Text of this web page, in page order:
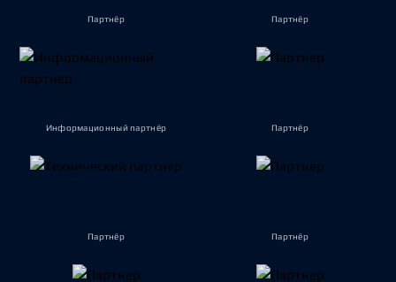
Партнёр Партнёр
Информационный партнёр Партнёр
Партнёр Партнёр